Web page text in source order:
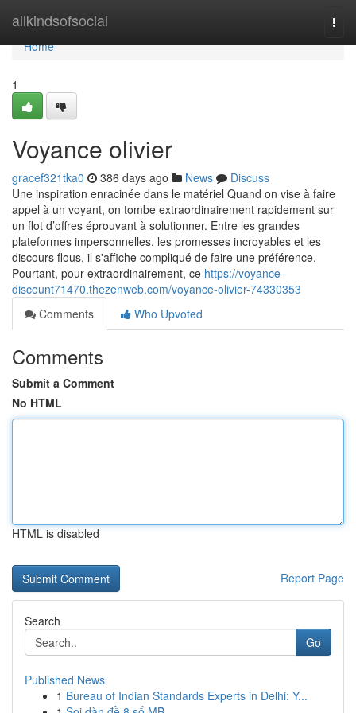
allkindsofsocial
Home
Home
1
Voyance olivier
gracef321tka0 386 days ago News
Discuss
Une inspiration enracinée dans le matériel Quand on vise à faire
appel à un voyant, on tombe extraordinairement rapidement sur
un flot d’offres éprouvant à solutionner. Entre les grandes
plateformes impersonnelles, les promesses incroyables et les
discours flous, il s'affiche compliqué de faire une préférence.
Pourtant, pour extraordinairement, ce https://voyance-
discount71470.thezenweb.com/voyance-olivier-74330353
Comments
Who Upvoted
Comments
Submit a Comment
No HTML
HTML is disabled
Report Page
Search
Go
Published News
1 Bureau of Indian Standards Experts in Delhi: Y...